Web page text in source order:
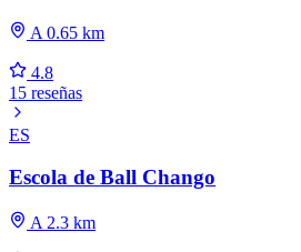
A 0.65 km
4.8
15 reseñas
ES
Escola de Ball Chango
A 2.3 km